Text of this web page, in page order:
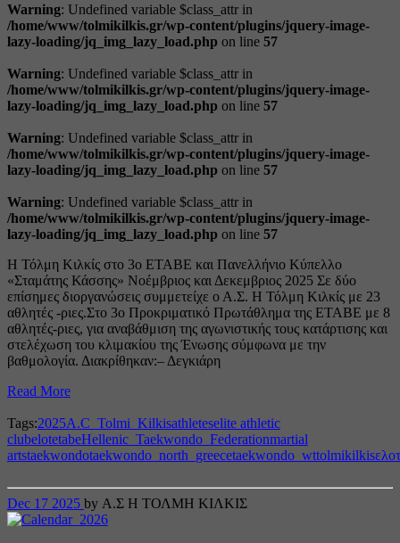
Warning: Undefined variable $class_attr in
/home/www/tolmikilkis.gr/wp-content/plugins/jquery-image-
lazy-loading/jq_img_lazy_load.php on line 57
Warning: Undefined variable $class_attr in
/home/www/tolmikilkis.gr/wp-content/plugins/jquery-image-
lazy-loading/jq_img_lazy_load.php on line 57
Warning: Undefined variable $class_attr in
/home/www/tolmikilkis.gr/wp-content/plugins/jquery-image-
lazy-loading/jq_img_lazy_load.php on line 57
Warning: Undefined variable $class_attr in
/home/www/tolmikilkis.gr/wp-content/plugins/jquery-image-
lazy-loading/jq_img_lazy_load.php on line 57
Η Τόλμη Κιλκίς στο 3ο ΕΤΑΒΕ και Πανελλήνιο Κύπελλο
«Σταμάτης Κάσσης» Νοέμβριος και Δεκεμβριος 2025 Σε δύο
επίσημες διοργανώσεις συμμετείχε ο Α.Σ. Η Τόλμη Κιλκίς με 23
αθλητές -ριες.Στο 3ο Προκριματικό Πρωτάθλημα της ΕΤΑΒΕ με 8
αθλητές-ριες, για αναβάθμιση της αγωνιστικής τους κατάρτισης και
στελέχωση του κλιμακίου της Ένωσης σύμφωνα με την
βαθμολογία. Διακρίθηκαν:– Δεγκιάρη
Read More
Tags:2025A.C_Tolmi_Kilkisathleteselite athletic
clubelotetabeHellenic_Taekwondo_Federationmartial
artstaekwondotaekwondo_north_greecetaekwondo_wttolmikilkisελοτ
Dec 17 2025 by Α.Σ Η ΤΟΛΜΗ ΚΙΛΚΙΣ